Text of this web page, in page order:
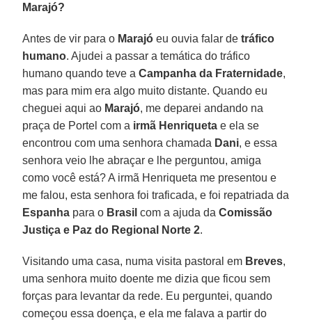
Marajó?
Antes de vir para o Marajó eu ouvia falar detráfico
humano. Ajudei a passar a temática do tráfico
humano quando teve aCampanha da Fraternidade,
mas para mim era algo muito distante. Quando eu
cheguei aqui ao Marajó, me deparei andando na
praça de Portel com a irmã Henriqueta e ela se
encontrou com uma senhora chamada Dani, e essa
senhora veio lhe abraçar e lhe perguntou, amiga
como você está? A irmã Henriqueta me presentou e
me falou, esta senhora foi traficada, e foi repatriada da
Espanha para o Brasil com a ajuda daComissão
Justiça e Paz do Regional Norte 2.
Visitando uma casa, numa visita pastoral em Breves,
uma senhora muito doente me dizia que ficou sem
forças para levantar da rede. Eu perguntei, quando
começou essa doença, e ela me falava a partir do